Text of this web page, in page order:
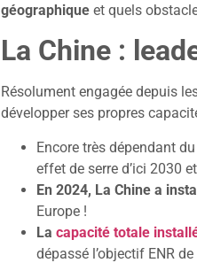
géographique et quels
La Chine :
Résolument engagée depuis
développer ses propres
Encore très dépendant
effet de serre d’ici 2030
En 2024, La Chine a
Europe !
La capacité totale
dépassé l’objectif ENR